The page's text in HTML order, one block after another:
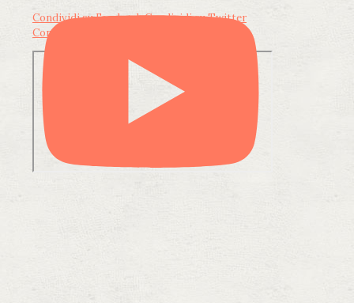
Condividi su FacebookCondividi su Twitter
Condividi su LinkedIn